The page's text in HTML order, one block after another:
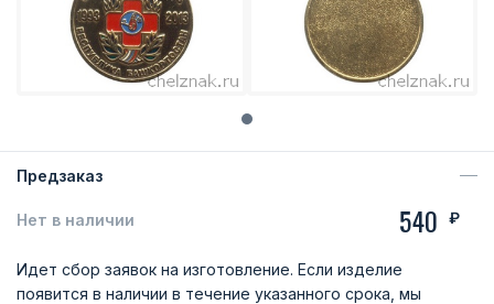
Предзаказ
Нет в наличии 540 ₽
Идет сбор заявок на изготовление. Если изделие
появится в наличии в течение указанного срока, мы